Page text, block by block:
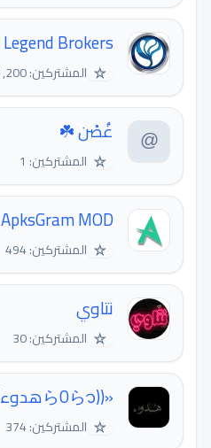
Legend Brokers
☆ المشتركين: 1,200
غُصْن ☘️
☆ المشتركين: 1
ApksGram MOD ⚡
☆ المشتركين: 494
نتاوي
☆ المشتركين: 30
«((ら0ら᭡هدوء))»
☆ المشتركين: 374